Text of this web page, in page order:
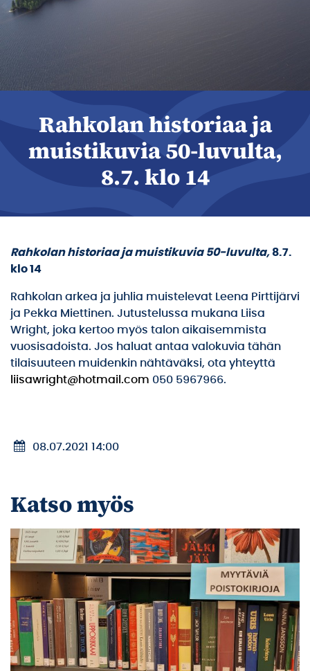
Rahkolan historiaa ja
muistikuvia 50-luvulta,
8.7. klo 14
Rahkolan historiaa ja muistikuvia 50-luvulta, 8.7.
klo 14
Rahkolan arkea ja juhlia muistelevat Leena Pirttijärvi
ja Pekka Miettinen. Jutustelussa mukana Liisa
Wright, joka kertoo myös talon aikaisemmista
vuosisadoista. Jos haluat antaa valokuvia tähän
tilaisuuteen muidenkin nähtäväksi, ota yhteyttä
liisawright@hotmail.com 050 5967966.
08.07.2021 14:00
Katso myös